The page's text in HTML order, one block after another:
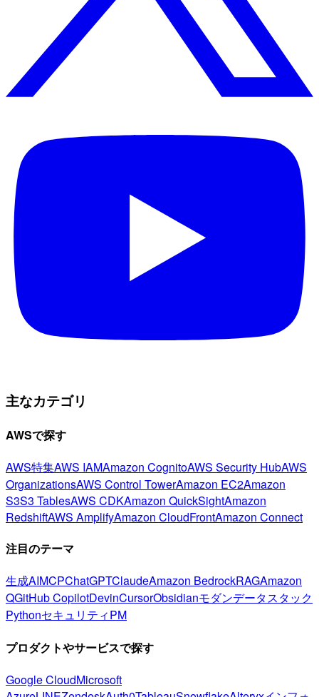
主なカテゴリ
AWSで探す
AWS特集AWS IAMAmazon CognitoAWS Security HubAWS
OrganizationsAWS Control TowerAmazon EC2Amazon
S3S3 TablesAWS CDKAmazon QuickSightAmazon
RedshiftAWS AmplifyAmazon CloudFrontAmazon Connect
注目のテーマ
生成AIMCPChatGPTClaudeAmazon BedrockRAGAmazon
QGitHub CopilotDevinCursorObsidianモダンデータスタック
PythonセキュリティPM
プロダクトやサービスで探す
Google CloudMicrosoft